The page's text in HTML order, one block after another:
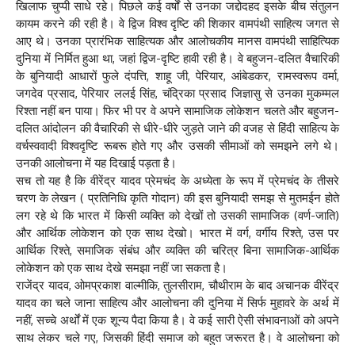
खिलाफ चुप्पी साधे रहे। पिछले कई वर्षों से उनका जद्दोदहद इसके बीच संतुलन
कायम करने की रही है। वे द्विज विश्व दृष्टि की शिकार वामपंथी साहित्य जगत से
आए थे। उनका प्रारंभिक साहित्यक और आलोचकीय मानस वामपंथी साहित्यिक
दुनिया में निर्मित हुआ था, जहां द्विज-दृष्टि हावी रही है। वे बहुजन-दलित वैचारिकी
के बुनियादी आधारों फुले दंपत्ति, शाहू जी, पेरियार, आंबेडकर, रामस्वरूप वर्मा,
जगदेव प्रसाद, पेरियार ललई सिंह, चंद्रिका प्रसाद जिज्ञासु से उनका मुकम्मल
रिश्ता नहीं बन पाया। फिर भी पर वे अपने सामाजिक लोकेशन चलते और बहुजन-
दलित आंदोलन की वैचारिकी से धीरे-धीरे जुड़ते जाने की वजह से हिंदी साहित्य के
वर्चस्ववादी विश्वदृष्टि रूबरू होते गए और उसकी सीमाओं को समझने लगे थे।
उनकी आलोचना में यह दिखाई पड़ता है।
सच तो यह है कि वीरेंद्र यादव प्रेमचंद के अध्येता के रूप में प्रेमचंद के तीसरे
चरण के लेखन ( प्रतिनिधि कृति गोदान) की इस बुनियादी समझ से मुतमईन होते
लग रहे थे कि भारत में किसी व्यक्ति को देखों तो उसकी सामाजिक (वर्ण-जाति)
और आर्थिक लोकेशन को एक साथ देखो। भारत में वर्ग, वर्गीय रिश्ते, उस पर
आर्थिक रिश्ते, समाजिक संबंध और व्यक्ति की चरित्र बिना सामाजिक-आर्थिक
लोकेशन को एक साथ देखे समझा नहीं जा सकता है।
राजेंद्र यादव, ओमप्रकाश वाल्मीकि, तुलसीराम, चौथीराम के बाद अचानक वीरेंद्र
यादव का चले जाना साहित्य और आलोचना की दुनिया में सिर्फ मुहावरे के अर्थ में
नहीं, सच्चे अर्थों में एक शून्य पैदा किया है। वे कई सारी ऐसी संभावनाओं को अपने
साथ लेकर चले गए, जिसकी हिंदी समाज को बहुत जरूरत है। वे आलोचना को